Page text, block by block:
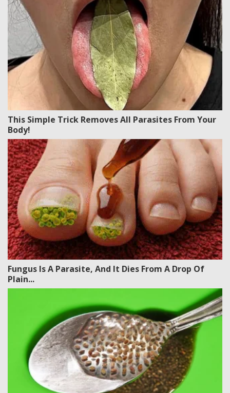
This Simple Trick Removes All Parasites From Your
Body!
Fungus Is A Parasite, And It Dies From A Drop Of
Plain...